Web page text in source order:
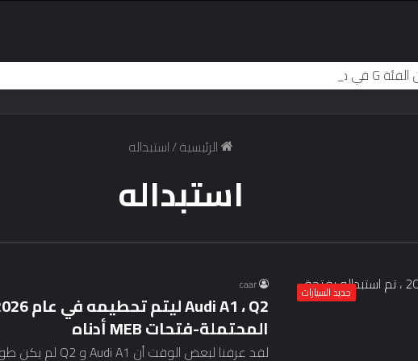
الرئيسية/استبداله
استبداله
جديد السيارات caar
المحتملة-فتحات MEB أدناه
لقد عرفنا لبعض الوقت أن Audi A1 و Q2 لم يكن طويلاً في هذا العالم ، مع وجود لوائح الانبعاثات…